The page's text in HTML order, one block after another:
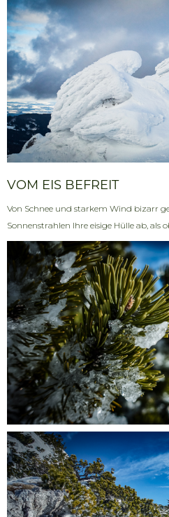
VOM EIS BEFREIT
Von Schnee und starkem Wind bizarr
Sonnenstrahlen Ihre eisige Hülle ab, als